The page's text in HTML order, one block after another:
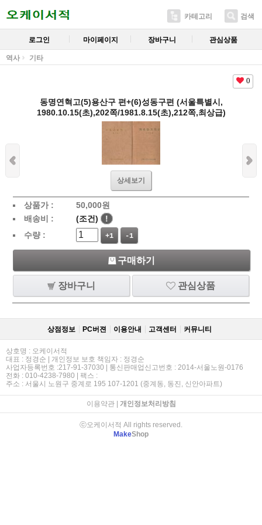
카테고리 검색
로그인 마이페이지 장바구니 관심상품
역사 기타
0
동명연혁고(5)용산구 편+(6)성동구편 (서울특별시,
1980.10.15(초),202쪽/1981.8.15(초),212쪽,최상급)
상세보기
상품가 : 50,000원
배송비 :
(조건)
!
수량 :
+1 -1
구매하기
장바구니 관심상품
상점정보 PC버젼 이용안내 고객센터 커뮤니티
상호명 : 오케이서적
대표 : 정경순 | 개인정보 보호 책임자 : 정경순
사업자등록번호 :217-91-37030 | 통신판매업신고번호 : 2014-서울노원-0176
전화 : 010-4238-7980 | 팩스 :
주소 : 서울시 노원구 중계로 195 107-1201 (중계동, 동진, 신안아파트)
이용약관| 개인정보처리방침
ⓒ오케이서적 All rights reserved.
MakeShop